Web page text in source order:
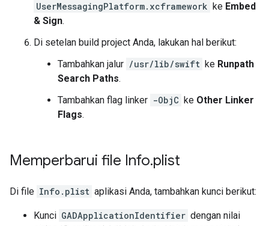
UserMessagingPlatform.xcframework ke Embed
& Sign.
Di setelan build project Anda, lakukan hal berikut:
Tambahkan jalur /usr/lib/swift ke Runpath
Search Paths.
Tambahkan flag linker -ObjC ke Other Linker
Flags.
Memperbarui file Info.plist
Di file Info.plist aplikasi Anda, tambahkan kunci berikut:
Kunci GADApplicationIdentifier dengan nilai